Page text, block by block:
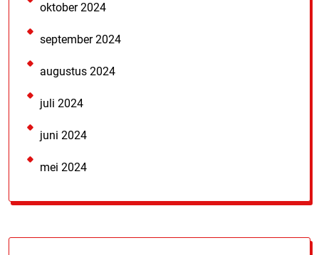
oktober 2024
september 2024
augustus 2024
juli 2024
juni 2024
mei 2024